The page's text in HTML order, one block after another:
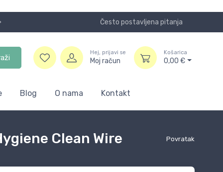
Često postavljena pitanja
Hej, prijavi se
Moj račun
Košarica
0,00 €
Blog O nama Kontakt
Povratak
Clean Wire